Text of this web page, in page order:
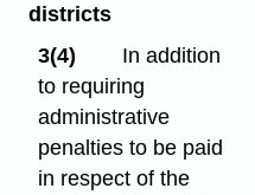
districts
3(4)
In addition
to requiring
administrative
penalties to be paid
in respect of the